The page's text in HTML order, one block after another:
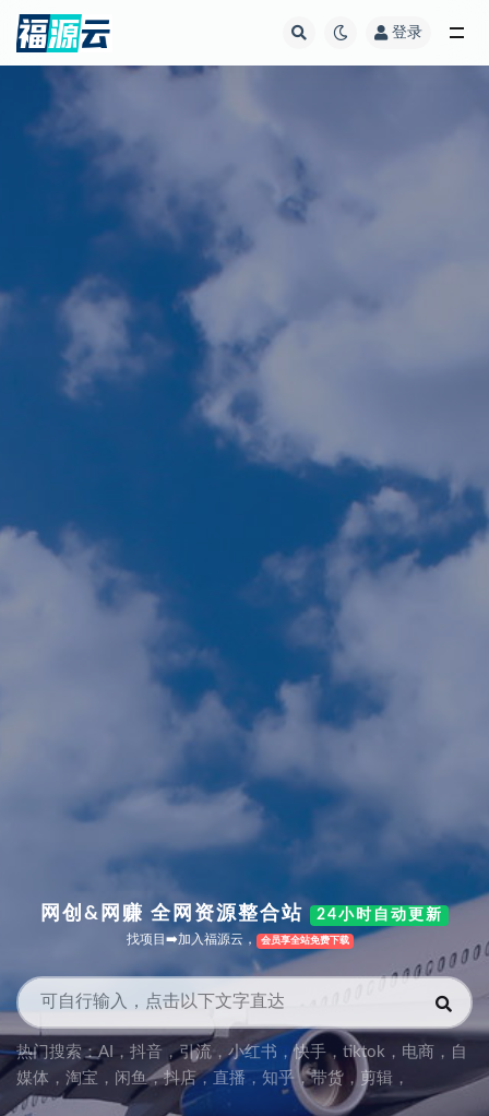
登录
网创&网赚 全网资源整合站 24小时自动更新
找项目➡️加入福源云， 会员享全站免费下载
热门搜索：AI ， 抖音 ，引流， 小红书 ，快手， tiktok ， 电商 ， 自
媒体 ， 淘宝 ， 闲鱼，抖店，直播 ， 知乎 ，带货 ， 剪辑 ，